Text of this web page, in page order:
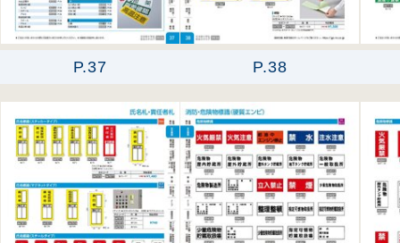
P.37 P.38